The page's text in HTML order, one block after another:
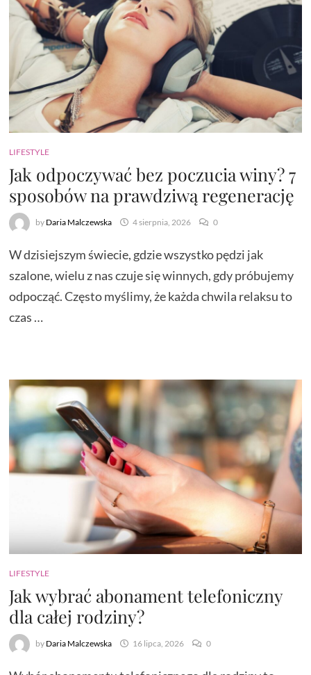
LIFESTYLE
Jak odpoczywać bez poczucia winy? 7
sposobów na prawdziwą regenerację
by Daria Malczewska 4 sierpnia, 2026 0
W dzisiejszym świecie, gdzie wszystko pędzi jak
szalone, wielu z nas czuje się winnych, gdy próbujemy
odpocząć. Często myślimy, że każda chwila relaksu to
czas …
LIFESTYLE
Jak wybrać abonament telefoniczny
dla całej rodziny?
by Daria Malczewska 16 lipca, 2026 0